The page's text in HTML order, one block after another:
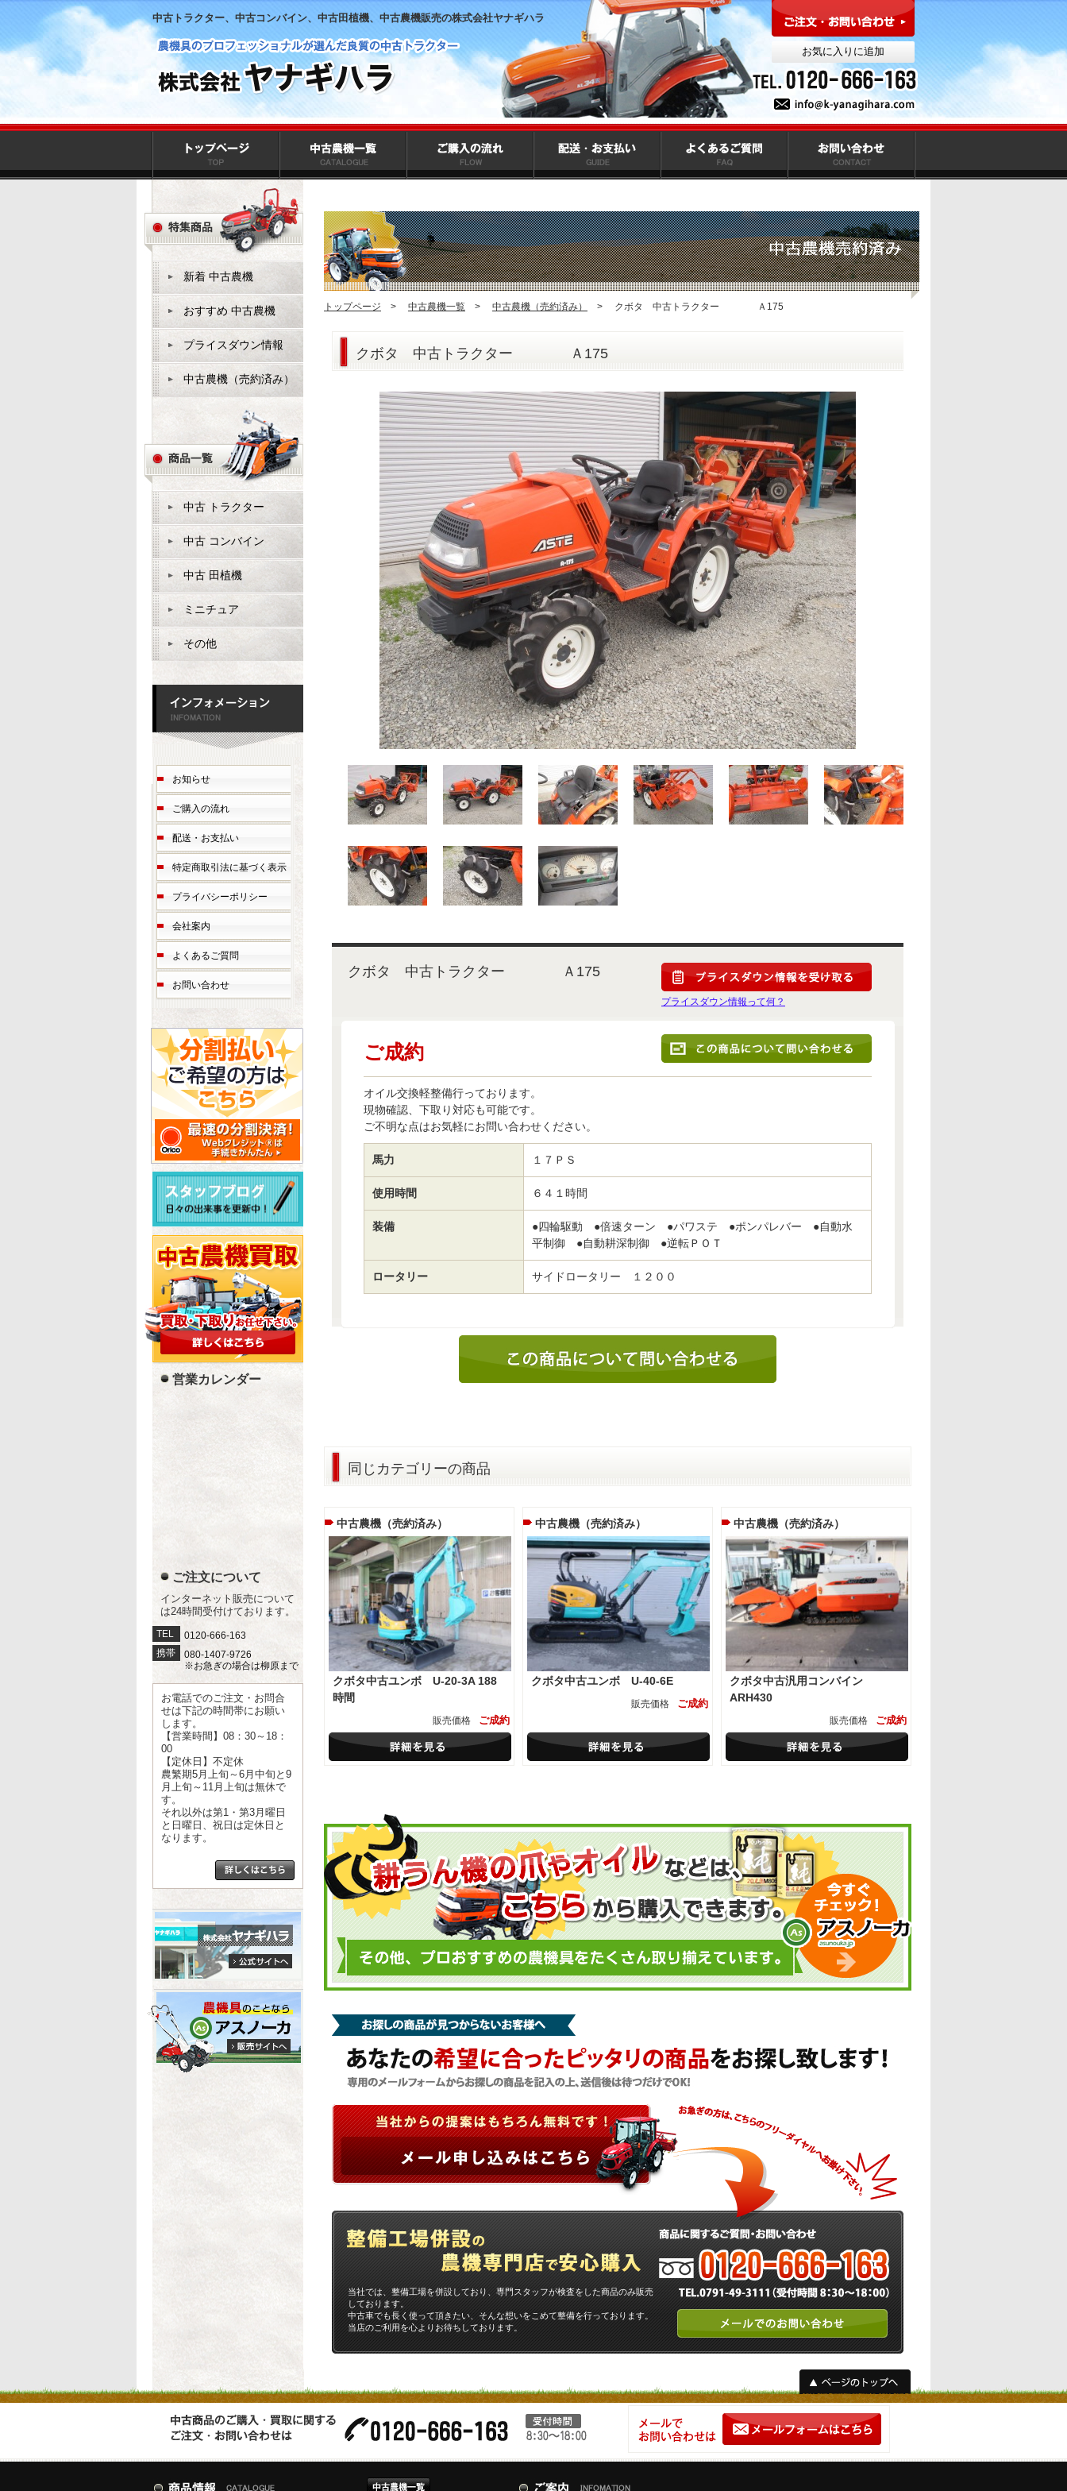
中古トラクター、中古コンバイン、中古田植機、中古農機販売の株式会社ヤナギハラ
トップページ > 中古農機一覧 > 中古農機（売約済み） > クボタ 中古トラクター Ａ175
クボタ 中古トラクター Ａ175
クボタ 中古トラクター Ａ175
プライスダウン情報って何？
ご成約
オイル交換軽整備行っております。
現物確認、下取り対応も可能です。
ご不明な点はお気軽にお問い合わせください。
馬力 １７ＰＳ
使用時間 ６４１時間
装備
●四輪駆動 ●倍速ターン ●パワステ ●ポンパレバー ●自動水
平制御 ●自動耕深制御 ●逆転ＰＯＴ
ロータリー サイドロータリー １２００
同じカテゴリーの商品
中古農機（売約済み）
クボタ中古ユンボ U-20-3A 188
時間
販売価格 ご成約
中古農機（売約済み）
クボタ中古ユンボ U-40-6E
販売価格 ご成約
中古農機（売約済み）
クボタ中古汎用コンバイン
ARH430
販売価格 ご成約
当社では、整備工場を併設しており、専門スタッフが検査をした商品のみ販売
しております。
中古車でも長く使って頂きたい、そんな想いをこめて整備を行っております。
当店のご利用を心よりお待ちしております。
新着 中古農機
おすすめ 中古農機
プライスダウン情報
中古農機（売約済み）
中古 トラクター
中古 コンバイン
中古 田植機
ミニチュア
その他
お知らせ
ご購入の流れ
配送・お支払い
特定商取引法に基づく表示
プライバシーポリシー
会社案内
よくあるご質問
お問い合わせ
営業カレンダー
ご注文について
インターネット販売について
は24時間受付けております。
TEL
0120-666-163
携帯
080-1407-9726
※お急ぎの場合は柳原まで
お電話でのご注文・お問合
せは下記の時間帯にお願い
します。
【営業時間】08：30～18：
00
【定休日】不定休
農繁期5月上旬～6月中旬と9
月上旬～11月上旬は無休で
す。
それ以外は第1・第3月曜日
と日曜日、祝日は定休日と
なります。